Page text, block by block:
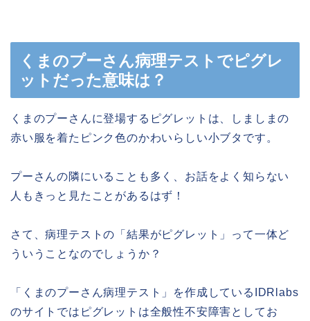
くまのプーさん病理テストでピグレ
ットだった意味は？
くまのプーさんに登場するピグレットは、しましまの
赤い服を着たピンク色のかわいらしい小ブタです。
プーさんの隣にいることも多く、お話をよく知らない
人もきっと見たことがあるはず！
さて、病理テストの「結果がピグレット」って一体ど
ういうことなのでしょうか？
「くまのプーさん病理テスト」を作成しているIDRlabs
のサイトではピグレットは全般性不安障害としてお